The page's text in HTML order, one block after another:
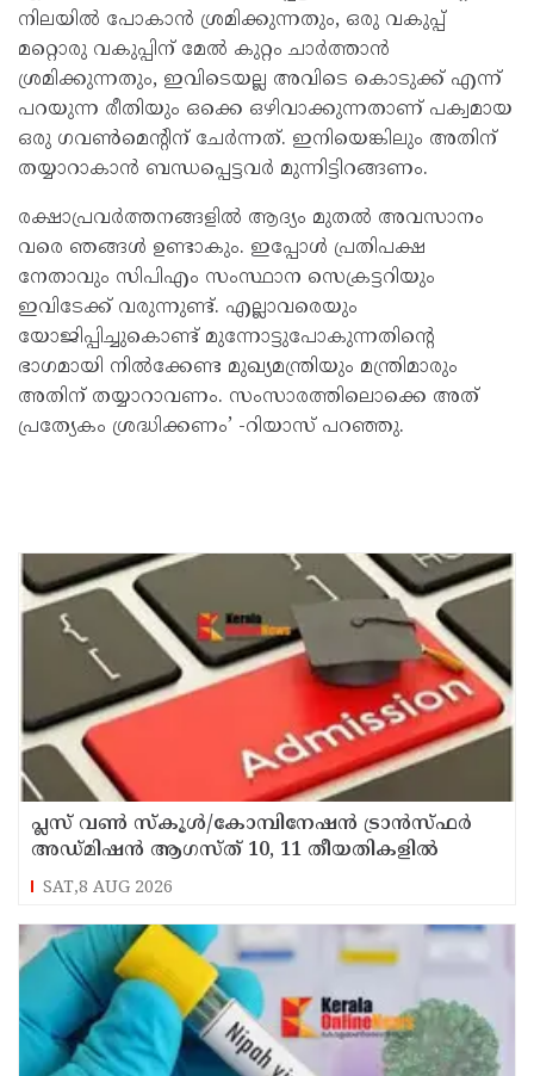
നിലയിൽ പോകാൻ ശ്രമിക്കുന്നതും, ഒരു വകുപ്പ്
മറ്റൊരു വകുപ്പിന് മേൽ കുറ്റം ചാർത്താൻ
ശ്രമിക്കുന്നതും, ഇവിടെയല്ല അവിടെ കൊടുക്ക് എന്ന്
പറയുന്ന രീതിയും ഒക്കെ ഒഴിവാക്കുന്നതാണ് പക്വമായ
ഒരു ഗവൺമെന്റിന് ചേർന്നത്. ഇനിയെങ്കിലും അതിന്
തയ്യാറാകാൻ ബന്ധപ്പെട്ടവർ മുന്നിട്ടിറങ്ങണം.
രക്ഷാപ്രവർത്തനങ്ങളിൽ ആദ്യം മുതൽ അവസാനം
വരെ ഞങ്ങൾ ഉണ്ടാകും. ഇപ്പോൾ പ്രതിപക്ഷ
നേതാവും സിപിഎം സംസ്ഥാന സെക്രട്ടറിയും
ഇവിടേക്ക് വരുന്നുണ്ട്. എല്ലാവരെയും
യോജിപ്പിച്ചുകൊണ്ട് മുന്നോട്ടുപോകുന്നതിന്റെ
ഭാഗമായി നിൽക്കേണ്ട മുഖ്യമന്ത്രിയും മന്ത്രിമാരും
അതിന് തയ്യാറാവണം. സംസാരത്തിലൊക്കെ അത്
പ്രത്യേകം ശ്രദ്ധിക്കണം’ -റിയാസ് പറഞ്ഞു.
പ്ലസ് വൺ സ്‌കൂൾ/കോമ്പിനേഷൻ ട്രാൻസ്ഫർ
അഡ്മിഷൻ ആഗസ്ത് 10, 11 തീയതികളിൽ
SAT,8 AUG 2026